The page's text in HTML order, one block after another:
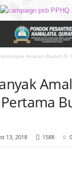
Amalan Ibadah Di
13, 2018 1588 0